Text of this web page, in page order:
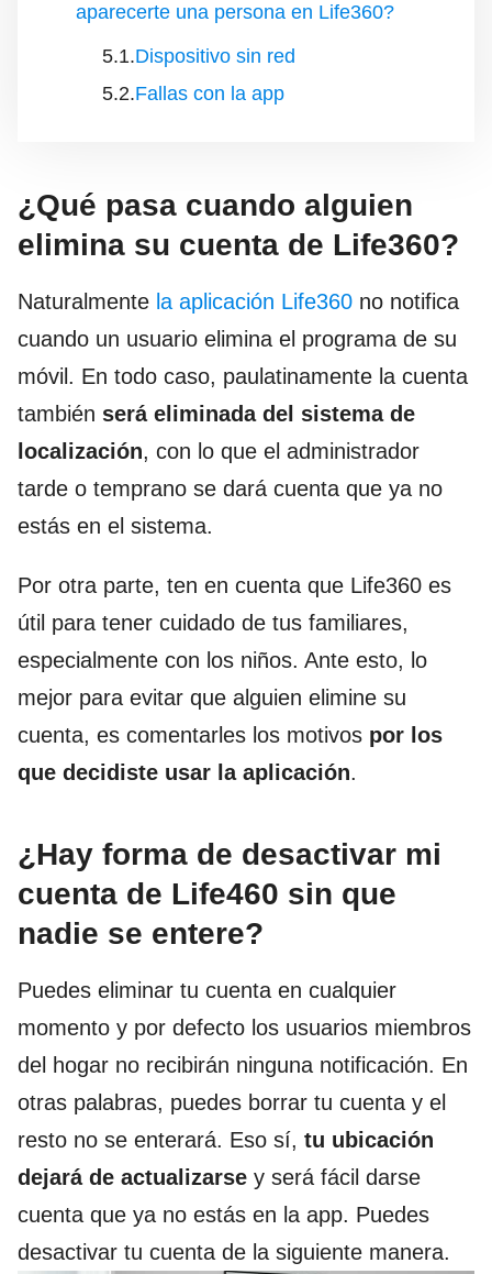
aparecerte una persona en Life360?
Dispositivo sin red
Fallas con la app
¿Qué pasa cuando alguien
elimina su cuenta de Life360?
Naturalmente la aplicación Life360 no notifica
cuando un usuario elimina el programa de su
móvil. En todo caso, paulatinamente la cuenta
también será eliminada del sistema de
localización, con lo que el administrador
tarde o temprano se dará cuenta que ya no
estás en el sistema.
Por otra parte, ten en cuenta que Life360 es
útil para tener cuidado de tus familiares,
especialmente con los niños. Ante esto, lo
mejor para evitar que alguien elimine su
cuenta, es comentarles los motivos por los
que decidiste usar la aplicación.
¿Hay forma de desactivar mi
cuenta de Life460 sin que
nadie se entere?
Puedes eliminar tu cuenta en cualquier
momento y por defecto los usuarios miembros
del hogar no recibirán ninguna notificación. En
otras palabras, puedes borrar tu cuenta y el
resto no se enterará. Eso sí, tu ubicación
dejará de actualizarse y será fácil darse
cuenta que ya no estás en la app. Puedes
desactivar tu cuenta de la siguiente manera.